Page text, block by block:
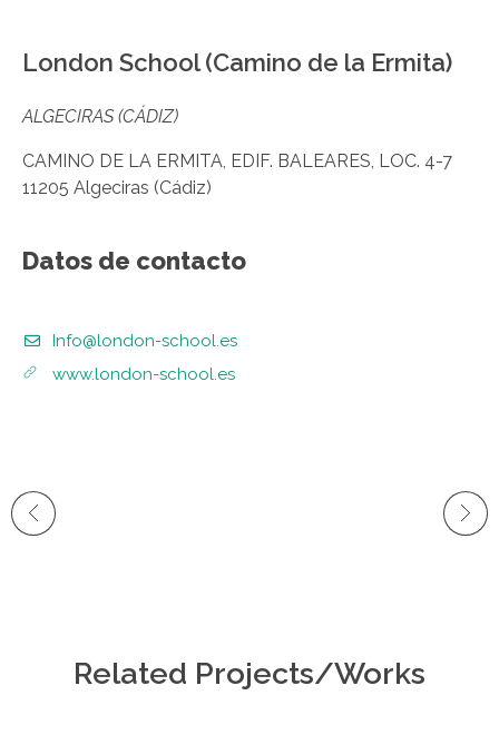
London School (Camino de la Ermita)
ALGECIRAS (CÁDIZ)
CAMINO DE LA ERMITA, EDIF. BALEARES, LOC. 4-7
11205 Algeciras (Cádiz)
Datos de contacto
Info@london-school.es
www.london-school.es
Related Projects/Works